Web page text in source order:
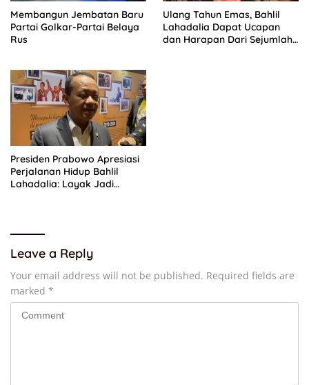
Membangun Jembatan Baru
Partai Golkar-Partai Belaya
Rus
Ulang Tahun Emas, Bahlil
Lahadalia Dapat Ucapan
dan Harapan Dari Sejumlah
Presiden Prabowo Apresiasi
Perjalanan Hidup Bahlil
Lahadalia: Layak Jadi
Leave a Reply
Your email address will not be published. Required fields are
marked *